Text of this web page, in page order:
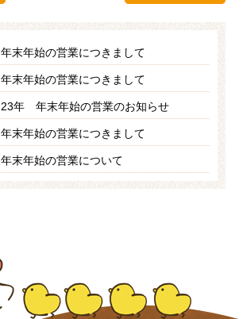
年末年始の営業につきまして
年末年始の営業につきまして
23年 年末年始の営業のお知らせ
年末年始の営業につきまして
年末年始の営業について